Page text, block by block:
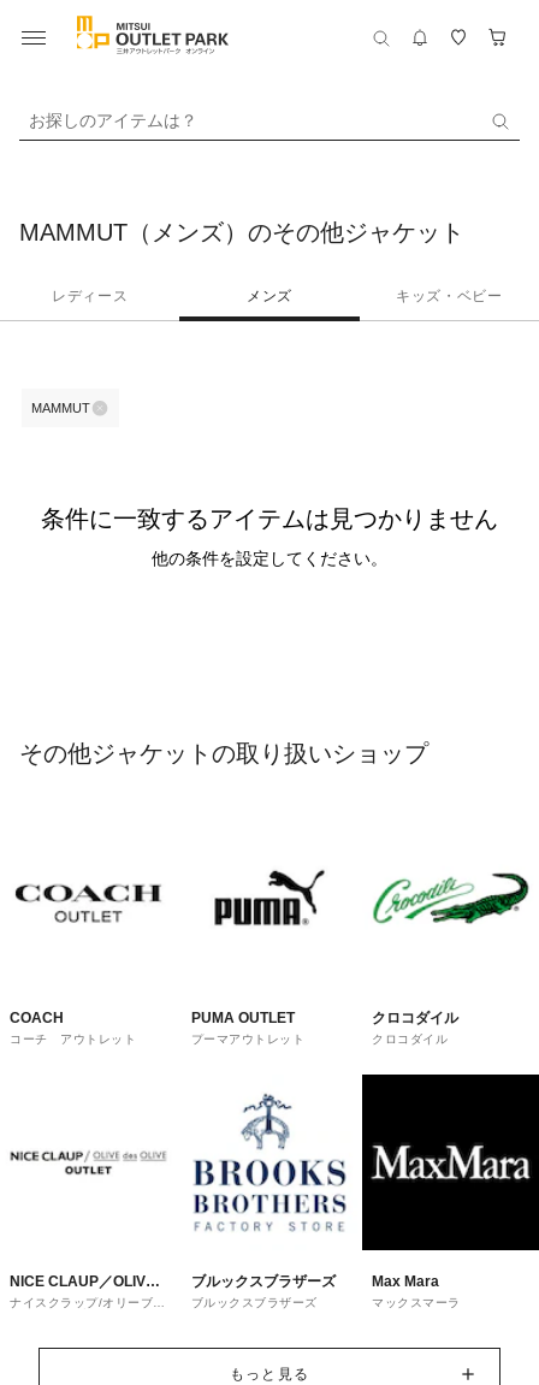
お探しのアイテムは？
MAMMUT（メンズ）のその他ジャケット
レディース メンズ キッズ・ベビー
MAMMUT
条件に一致するアイテムは見つかりません
他の条件を設定してください。
その他ジャケットの取り扱いショップ
COACH
コーチ アウトレット
PUMA OUTLET
プーマアウトレット
クロコダイル
クロコダイル
NICE CLAUP／OLIVE
des OLIVE
ナイスクラップ/オリーブ・
ブルックスブラザーズ
ブルックスブラザーズ
Max Mara
マックスマーラ
もっと見る